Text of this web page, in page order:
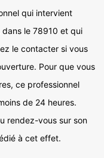
qui intervient
le 78910 et qui
le contacter si vous
Pour que vous
ce professionnel
de 24 heures.
rendez-vous sur son
à cet effet.